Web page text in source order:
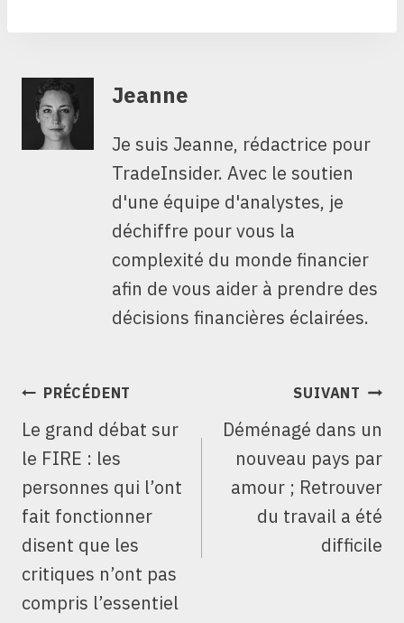
Jeanne
Je suis Jeanne, rédactrice pour
TradeInsider. Avec le soutien
d'une équipe d'analystes, je
déchiffre pour vous la
complexité du monde financier
afin de vous aider à prendre des
décisions financières éclairées.
NAVIGATION
L’ARTICLE
PRÉCÉDENT
Le grand débat sur
le FIRE : les
personnes qui l’ont
fait fonctionner
disent que les
critiques n’ont pas
compris l’essentiel
SUIVANT
Déménagé dans un
nouveau pays par
amour ; Retrouver
du travail a été
difficile